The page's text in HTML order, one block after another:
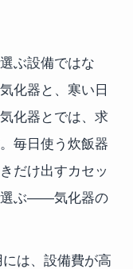
ぶ設備ではな
化器と、寒い日
化器とでは、求
毎日使う炊飯器
だけ出すカセッ
選ぶ——気化器の
には、設備費が高